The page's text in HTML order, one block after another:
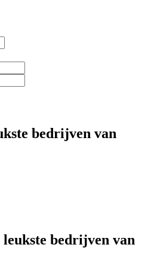
bedrijven van
bedrijven van